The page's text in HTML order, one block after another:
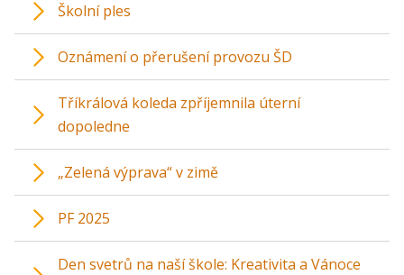
Školní ples
Oznámení o přerušení provozu ŠD
Tříkrálová koleda zpříjemnila úterní
dopoledne
„Zelená výprava“ v zimě
PF 2025
Den svetrů na naší škole: Kreativita a Vánoce